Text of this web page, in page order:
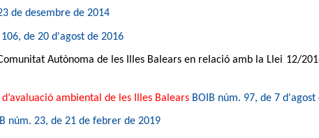
de desembre de 2014
de 20 d'agost de 2016
Autònoma de les Illes Balears en relació amb la Llei 12/
ambiental de les Illes Balears BOIB núm. 97, de 7 d'agost
núm. 23, de 21 de febrer de 2019